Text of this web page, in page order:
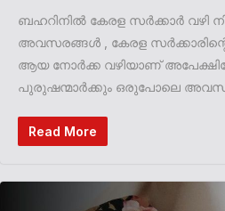
ബഹറിനിൽ കേരള സർക്കാർ വഴി
അവസരങ്ങൾ , കേരള
ആയ നോർക്ക വഴിയാണ്
പുരുഷന്മാർക്കും ഒരുപോലെ
Read More